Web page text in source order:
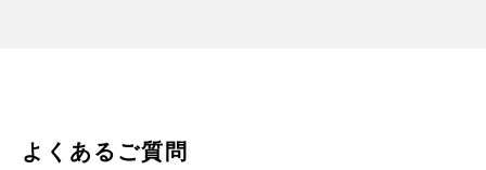
よくあるご質問